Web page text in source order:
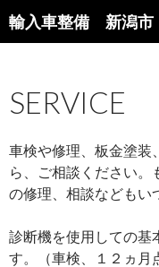
輸入車整備 新潟
検
索
ン
ツ
ス
キ
ッ
SERVICE
車検や修理、板金塗装
ら、ご相談ください
の修理、相談などもい
診断機を使用しての基
す。（車検、１２ヵ月